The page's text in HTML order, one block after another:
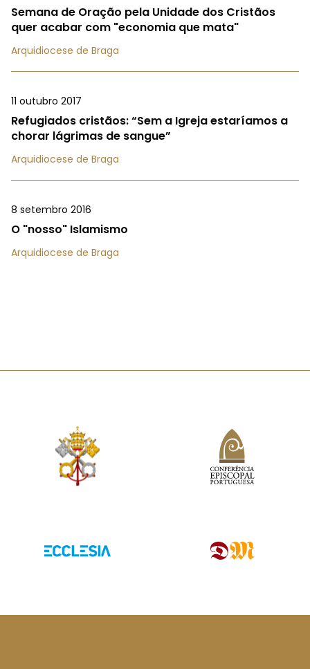
Semana de Oração pela Unidade dos Cristãos
quer acabar com "economia que mata"
Arquidiocese de Braga
11 outubro 2017
Refugiados cristãos: “Sem a Igreja estaríamos a
chorar lágrimas de sangue”
Arquidiocese de Braga
8 setembro 2016
O "nosso" Islamismo
Arquidiocese de Braga